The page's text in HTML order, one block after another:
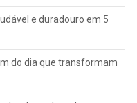
e duradouro em 5
do dia que transformam